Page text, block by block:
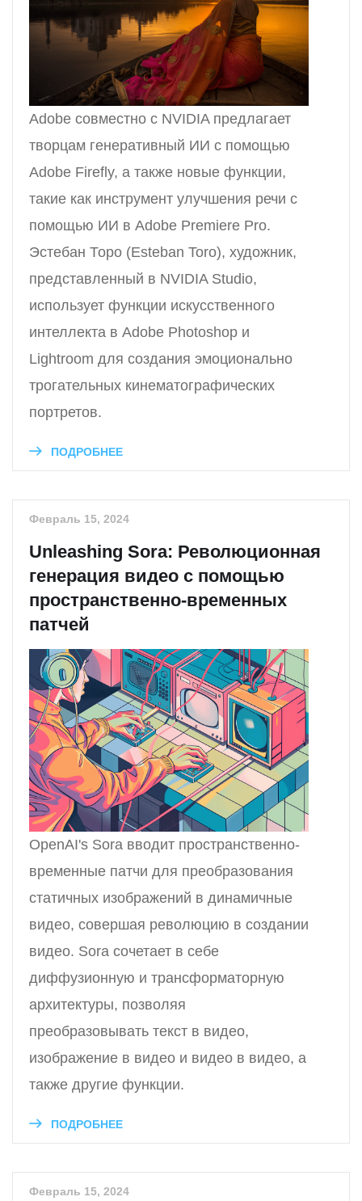
Adobe совместно с NVIDIA предлагает
творцам генеративный ИИ с помощью
Adobe Firefly, а также новые функции,
такие как инструмент улучшения речи с
помощью ИИ в Adobe Premiere Pro.
Эстебан Торо (Esteban Toro), художник,
представленный в NVIDIA Studio,
использует функции искусственного
интеллекта в Adobe Photoshop и
Lightroom для создания эмоционально
трогательных кинематографических
портретов.
ПОДРОБНЕЕ
Февраль 15, 2024
Unleashing Sora: Революционная
генерация видео с помощью
пространственно-временных
патчей
OpenAI's Sora вводит пространственно-
временные патчи для преобразования
статичных изображений в динамичные
видео, совершая революцию в создании
видео. Sora сочетает в себе
диффузионную и трансформаторную
архитектуры, позволяя
преобразовывать текст в видео,
изображение в видео и видео в видео, а
также другие функции.
ПОДРОБНЕЕ
Февраль 15, 2024